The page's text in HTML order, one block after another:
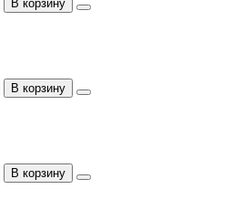
В корзину
В корзину
В корзину